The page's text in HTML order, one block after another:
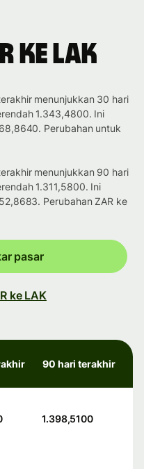
ke LAK
menunjukkan 30 hari
1.343,4800. Ini
Perubahan untuk
menunjukkan 90 hari
1.311,5800. Ini
Perubahan ZAR ke
pasar
ke LAK
90 hari terakhir
1.398,5100